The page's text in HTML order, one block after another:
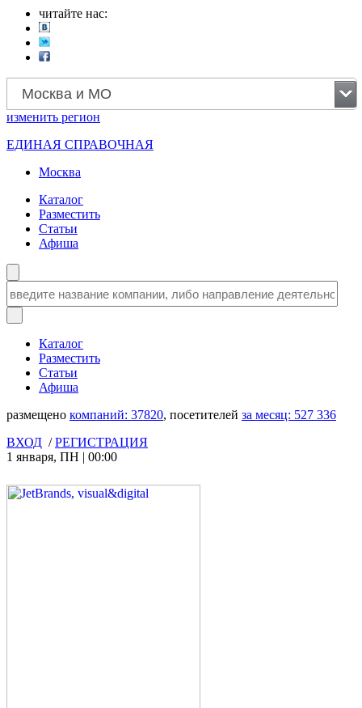
читайте нас:
Москва и МО
изменить регион
ЕДИНАЯ СПРАВОЧНАЯ
Москва
Каталог
Разместить
Статьи
Афиша
Каталог
Разместить
Статьи
Афиша
размещено компаний: 37820, посетителей за месяц: 527 336
ВХОД /РЕГИСТРАЦИЯ
1 января, ПН | 00:00